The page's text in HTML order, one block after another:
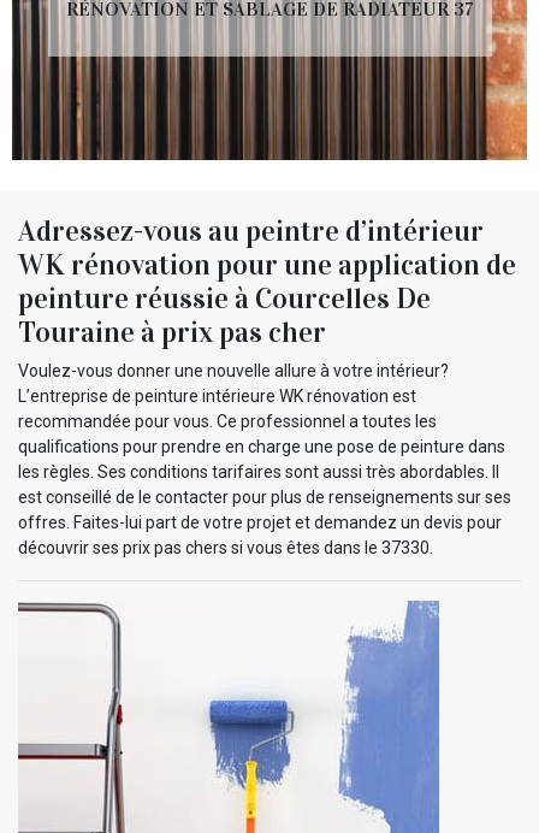
RÉNOVATION ET SABLAGE DE RADIATEUR 37
Adressez-vous au peintre d’intérieur
WK rénovation pour une application de
peinture réussie à Courcelles De
Touraine à prix pas cher
Voulez-vous donner une nouvelle allure à votre intérieur?
L’entreprise de peinture intérieure WK rénovation est
recommandée pour vous. Ce professionnel a toutes les
qualifications pour prendre en charge une pose de peinture dans
les règles. Ses conditions tarifaires sont aussi très abordables. Il
est conseillé de le contacter pour plus de renseignements sur ses
offres. Faites-lui part de votre projet et demandez un devis pour
découvrir ses prix pas chers si vous êtes dans le 37330.